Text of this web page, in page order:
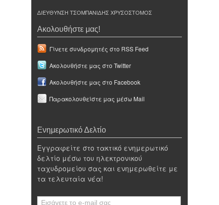
ΔΙΕΥΘΥΝΣΗ ΤΣΟΜΠΑΝΙΔΗΣ ΧΡΥΣΟΣΤΟΜΟΣ
Ακολουθήστε μας!
Γίνετε συνδρομητές στο RSS Feed
Ακολουθήστε μας στο Twitter
Ακολουθήστε μας στο Facebook
Παρακολουθείστε μας μέσω Mail
Ενημερωτικό Δελτίο
Εγγραφείτε στο τακτικό ενημερωτικό
δελτίο μέσω του ηλεκτρονικού
ταχυδρομείου σας και ενημερωθείτε με
τα τελευταία νέα!